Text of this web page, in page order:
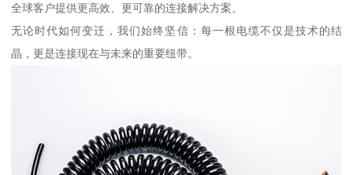
全球客户提供更高效、更可靠的连接解决方案。
无论时代如何变迁，我们始终坚信：每一根电缆不仅是技术的结
晶，更是连接现在与未来的重要纽带。